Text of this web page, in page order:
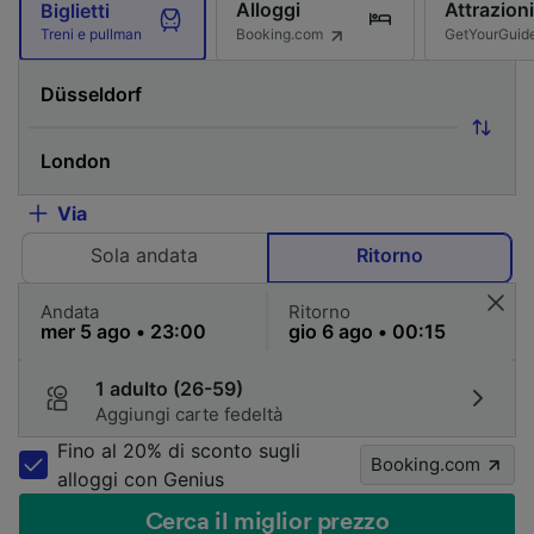
Biglietti
Treni e pullman
Alloggi
Booking.com
Attrazioni
Via
Sola andata
Ritorno
Andata Ritorno
1 adulto (26-59)
Aggiungi carte fedeltà
Fino al 20% di sconto sugli
alloggi con Genius
Booking.com
Cerca il miglior prezzo